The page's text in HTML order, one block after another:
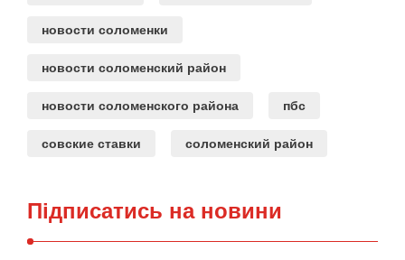
новости соломенки
новости соломенский район
новости соломенского района пбс
совские ставки соломенский район
Підписатись на новини